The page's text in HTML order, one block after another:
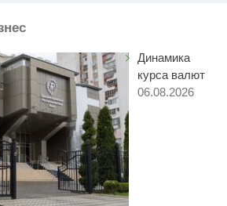
Динамика
курса валют
06.08.2026
пропадут из